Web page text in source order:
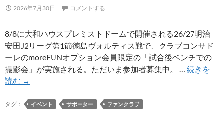
（コ
サ
ド
ー
レ
判
メ
2026年7月30日 コメントする
8/8に大和ハウスプレミストドームで開催される26/27明治
安田J2リーグ第1節徳島ヴォルティス戦で、クラブコンサド
ーレのmoreFUNオプション会員限定の「試合後ベンチでの
撮影会」が実施される。ただいま参加者募集中。 … 続きを
読む ク
ブ
→
タグ： イベント サポーター ファンクラブ